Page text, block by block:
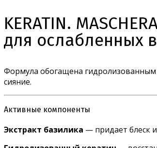
KERATIN.
для ослабленных
Формула обогащена гидролизованным
сияние.
Активные компоненты
Экстракт базилика — придает блеск